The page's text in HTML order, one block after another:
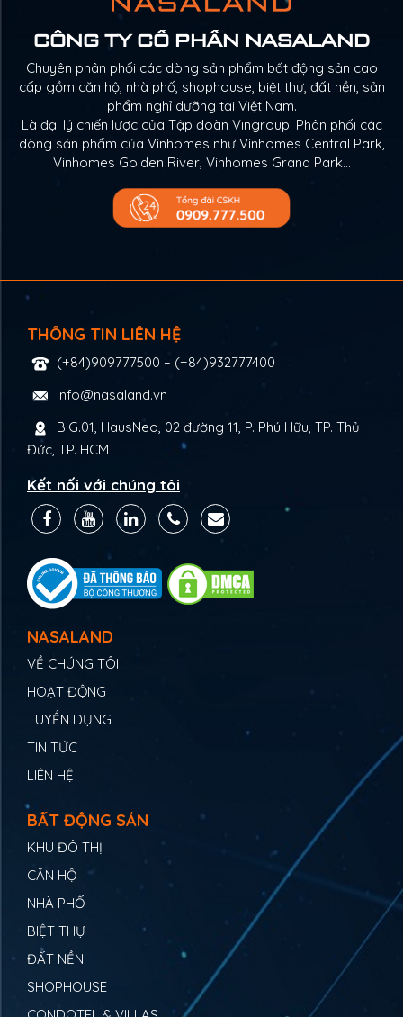
CÔNG TY CỔ PHẦN NASALAND
Chuyên phân phối các dòng sản phẩm bất động sản cao
cấp gồm căn hộ, nhà phố, shophouse, biệt thự, đất nền, sản
phẩm nghỉ dưỡng tại Việt Nam.
Là đại lý chiến lược của Tập đoàn Vingroup. Phân phối các
dòng sản phẩm của Vinhomes như Vinhomes Central Park,
Vinhomes Golden River, Vinhomes Grand Park…
THÔNG TIN LIÊN HỆ
(+84)909777500 – (+84)932777400
info@nasaland.vn
B.G.01, HausNeo, 02 đường 11, P. Phú Hữu, TP. Thủ
Đức, TP. HCM
Kết nối với chúng tôi
NASALAND
VỀ CHÚNG TÔI
HOẠT ĐỘNG
TUYỂN DỤNG
TIN TỨC
LIÊN HỆ
BẤT ĐỘNG SẢN
KHU ĐÔ THỊ
CĂN HỘ
NHÀ PHỐ
BIỆT THỰ
ĐẤT NỀN
SHOPHOUSE